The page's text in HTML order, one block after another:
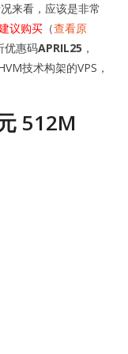
来看，应该是非常
议购买 （查看原
优惠码APRIL25 ，
技术构架的VPS，
512M